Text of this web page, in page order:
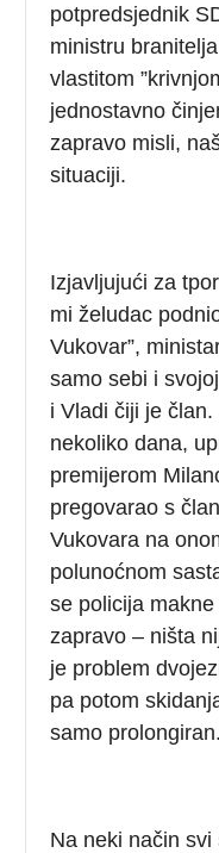
potpredsjednik
ministru
vlastitom
jednostavno
zapravo misli,
situaciji.
Izjavljujući za
mi želudac
Vukovar”,
samo sebi i
i Vladi čiji je
nekoliko dana,
premijerom
pregovarao s
Vukovara na
polunoćnom
se policija
zapravo – ništa
je problem
pa potom
samo prolongiran.
Na neki način